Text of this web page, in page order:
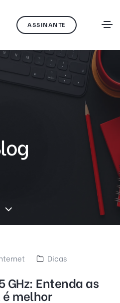
ASSINANTE
Dicas
GHz: Entenda as
melhor